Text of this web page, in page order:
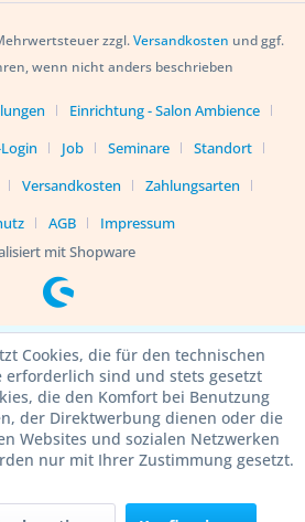
zzgl.Versandkosten und ggf.
wenn nicht anders beschrieben
Einrichtung - Salon Ambience
Job Seminare
Standort
Versandkosten
Zahlungsarten
AGB
Impressum
mit Shopware
Cookies, die für den technischen
erforderlich sind und stets gesetzt
die den Komfort bei Benutzung
der Direktwerbung dienen oder die
Websites und sozialen Netzwerken
nur mit Ihrer Zustimmung gesetzt.